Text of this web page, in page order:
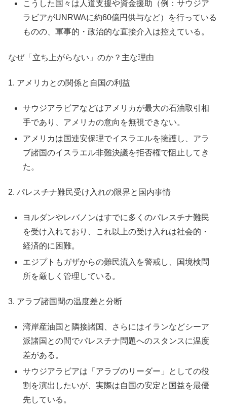
こうした国々は人道支援や資金援助（例：サウジア
ラビアがUNRWAに約60億円供与など）を行っている
ものの、軍事的・政治的な直接介入は控えている。
なぜ「立ち上がらない」のか？主な理由
1. アメリカとの関係と自国の利益
サウジアラビアなどはアメリカが最大の石油取引相
手であり、アメリカの意向を無視できない。
アメリカは国連安保理でイスラエルを擁護し、アラ
ブ諸国のイスラエル非難決議を拒否権で阻止してき
た。
2. パレスチナ難民受け入れの限界と国内事情
ヨルダンやレバノンはすでに多くのパレスチナ難民
を受け入れており、これ以上の受け入れは社会的・
経済的に困難。
エジプトもガザからの難民流入を警戒し、国境検問
所を厳しく管理している。
3. アラブ諸国間の温度差と分断
湾岸産油国と隣接諸国、さらにはイランなどシーア
派諸国との間でパレスチナ問題へのスタンスに温度
差がある。
サウジアラビアは「アラブのリーダー」としての役
割を演出したいが、実際は自国の安定と国益を最優
先している。